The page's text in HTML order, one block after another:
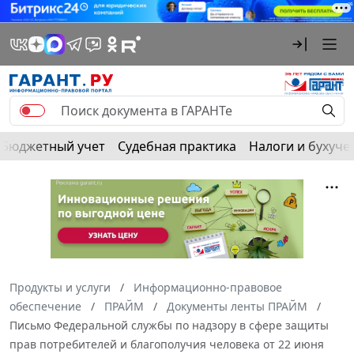
Бюджетный учет Судебная практика Налоги и
Продукты и услуги
Информационно-правовое
обеспечение
ПРАЙМ
Документы ленты ПРАЙМ
Письмо Федеральной службы по надзору в сфере защиты
прав потребителей и благополучия человека от 22 июня